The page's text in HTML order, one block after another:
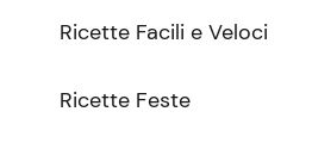
Ricette Facili e Veloci
Ricette Feste